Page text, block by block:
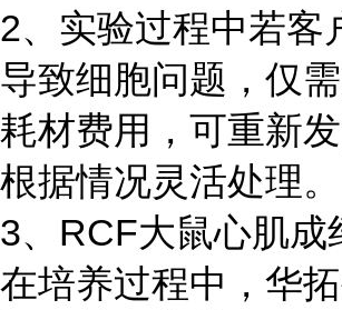
2、实验过程中若客
导致细胞问题，仅
耗材费用，可重新
根据情况灵活处理。
3、RCF大鼠心肌成
在培养过程中，华